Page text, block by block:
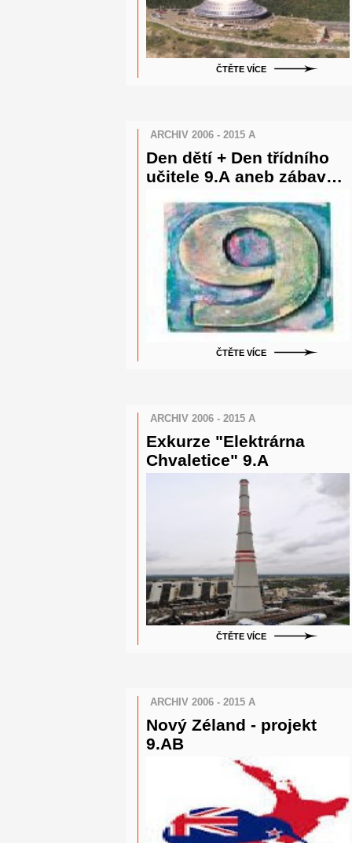
ČTĚTE VÍCE
ARCHIV 2006 - 2015 A
Den dětí + Den třídního
učitele 9.A aneb zábava v
ČTĚTE VÍCE
ARCHIV 2006 - 2015 A
Exkurze "Elektrárna
Chvaletice" 9.A
ČTĚTE VÍCE
ARCHIV 2006 - 2015 A
Nový Zéland - projekt
9.AB